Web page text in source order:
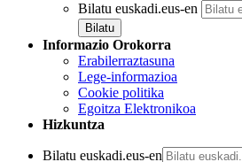
Bilatu euskadi.eus-en
Informazio Orokorra
Erabilerraztasuna
Lege-informazioa
Cookie politika
Egoitza Elektronikoa
Hizkuntza
Bilatu euskadi.eus-en